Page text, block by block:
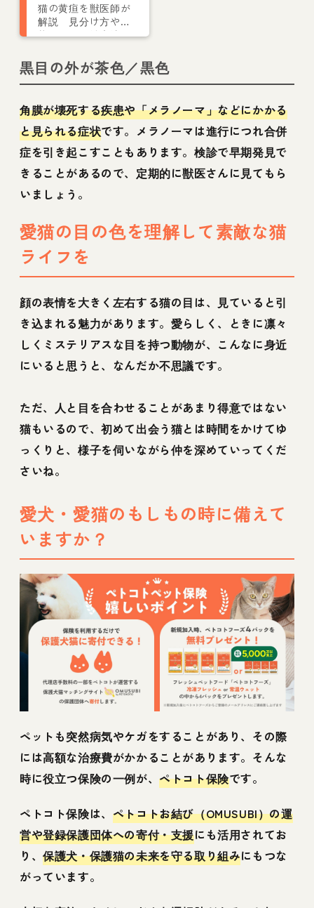
猫の黄疸を獣医師が
解説 見分け方や症
状・原因、治療法ま
黒目の外が茶色／黒色
角膜が壊死する疾患や「メラノーマ」などにかかる
と見られる症状です。メラノーマは進行につれ合併
症を引き起こすこともあります。検診で早期発見で
きることがあるので、定期的に獣医さんに見てもら
いましょう。
愛猫の目の色を理解して素敵な猫
ライフを
顔の表情を大きく左右する猫の目は、見ていると引
き込まれる魅力があります。愛らしく、ときに凛々
しくミステリアスな目を持つ動物が、こんなに身近
にいると思うと、なんだか不思議です。
ただ、人と目を合わせることがあまり得意ではない
猫もいるので、初めて出会う猫とは時間をかけてゆ
っくりと、様子を伺いながら仲を深めていってくだ
さいね。
愛犬・愛猫のもしもの時に備えて
いますか？
ペットも突然病気やケガをすることがあり、その際
には高額な治療費がかかることがあります。そんな
時に役立つ保険の一例が、ペトコト保険です。
ペトコト保険は、 ペトコトお結び（OMUSUBI）の運
営や登録保護団体への寄付・支援にも活用されてお
り、保護犬・保護猫の未来を守る取り組みにもつな
がっています。